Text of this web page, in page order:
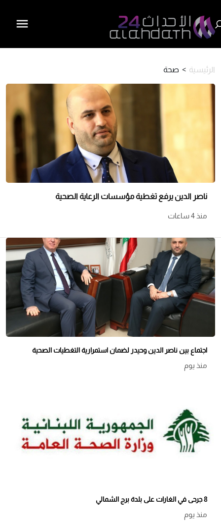
الرئيسية > صحة
ناصر الدين يرفع تغطية مؤسسات الرعاية الصحية
منذ 4 ساعات
اجتماع بين ناصر الدين وحيدر لضمان استمرارية التغطيات الصحية
منذ يوم
8 جرحى في الغارات على بلدة برج الشمالي
منذ يوم